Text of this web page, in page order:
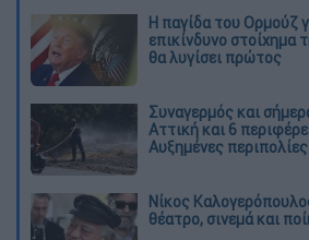
Η παγίδα του Ορμούζ
επικίνδυνο στοίχημα
θα λυγίσει πρώτος
Συναγερμός και
Αττική και 6
Αυξημένες
Νίκος
θέατρο, σινεμά και